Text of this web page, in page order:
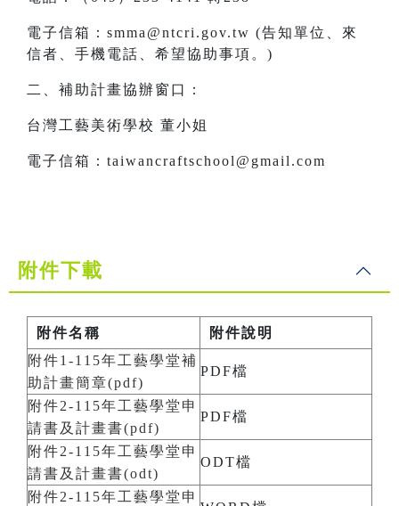
電子信箱：smma@ntcri.gov.tw (告知單位、來
信者、手機電話、希望協助事項。)
二、補助計畫協辦窗口：
台灣工藝美術學校 董小姐
電子信箱：taiwancraftschool@gmail.com
附件下載
附件名稱
附件說明
附件1-115年工藝學堂補
助計畫簡章(pdf)
PDF檔
附件2-115年工藝學堂申
請書及計畫書(pdf)
PDF檔
附件2-115年工藝學堂申
請書及計畫書(odt)
ODT檔
附件2-115年工藝學堂申